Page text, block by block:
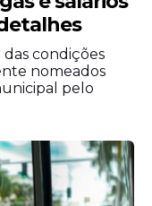
na análise
caráter
avaliará
profissional,
em
de
condições
nomeados
pelo